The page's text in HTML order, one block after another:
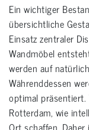
Ein wichtiger
übersichtliche
Einsatz zentraler
Wandmöbel
werden auf
Währenddessen
optimal
Rotterdam, wie
Ort schaffen.